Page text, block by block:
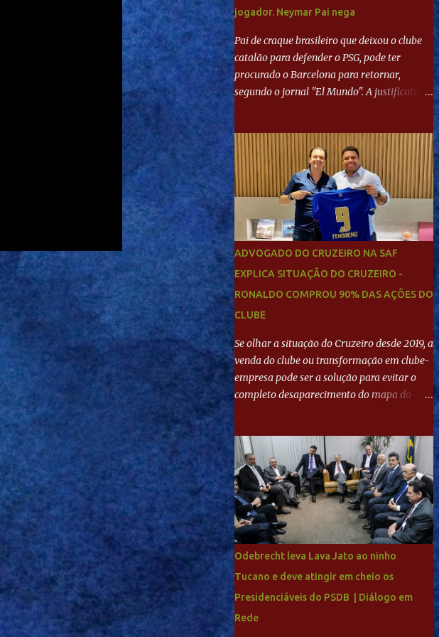
jogador. Neymar Pai nega
Pai de craque brasileiro que deixou o clube
catalão para defender o PSG, pode ter
procurado o Barcelona para retornar,
segundo o jornal "El Mundo". A justificativa
"Mundo Deportivo", o empresário, Neymar
Pai, negou NEYMAR NO BARCELONA?
Jornais internacional divulgam interesse do
jogador. Neymar Pai nega
ADVOGADO DO CRUZEIRO NA SAF
EXPLICA SITUAÇÃO DO CRUZEIRO -
RONALDO COMPROU 90% DAS AÇÕES DO
CLUBE
Se olhar a situação do Cruzeiro desde 2019, a
venda do clube ou transformação em clube-
empresa pode ser a solução para evitar o
completo desaparecimento do mapa do
de milhões agora seja mercantil. Segundo
apuração da Itatiaia, Fenômeno comprou
90% das ações por R$ 400 milhões. Aporte
feito imediatamente para pagamento de
dívidas emergenciais e investimentos no
departamento de futebol. O projeto
apresentado para a recuperação do
Ronaldo sendo solidário à dívida de R$ 1
bilhão a partir de agora, mais o peso que o
ex-atacante tem no mundo do futebol, além
Odebrecht leva Lava Jato ao ninho
Tucano e deve atingir em cheio os
Presidenciáveis do PSDB | Diálogo em
Rede